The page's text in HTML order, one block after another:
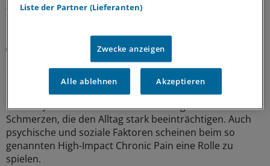
05.08.2026
HICP-Prävalenz untersucht
So verbreitet sind chronische Schmerzen in
Deutschland
Rund 7 Prozent der Bundesbürgerinnen und Bürger
über 16 Jahre haben einer Studie zufolge chronische
Schmerzen, die den Alltag stark beeinträchtigen. Auch
psychische und soziale Faktoren scheinen beim so
genannten High-Impact Chronic Pain eine Rolle zu
spielen.
Liste der Partner (Lieferanten)
Zwecke anzeigen
Alle ablehnen Akzeptieren